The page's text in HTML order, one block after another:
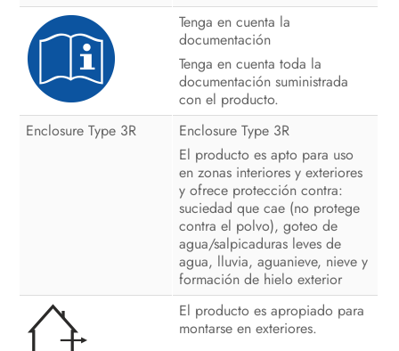
Tenga en cuenta la
documentación
Tenga en cuenta toda la
documentación suministrada
con el producto.
Enclosure Type 3R
Enclosure Type 3R
El producto es apto para uso
en zonas interiores y exteriores
y ofrece protección contra:
suciedad que cae (no protege
contra el polvo), goteo de
agua/salpicaduras leves de
agua, lluvia, aguanieve, nieve y
formación de hielo exterior
El producto es apropiado para
montarse en exteriores.
Puesta fuera de servicio del
producto
Eliminación del equipo
Datos técnicos